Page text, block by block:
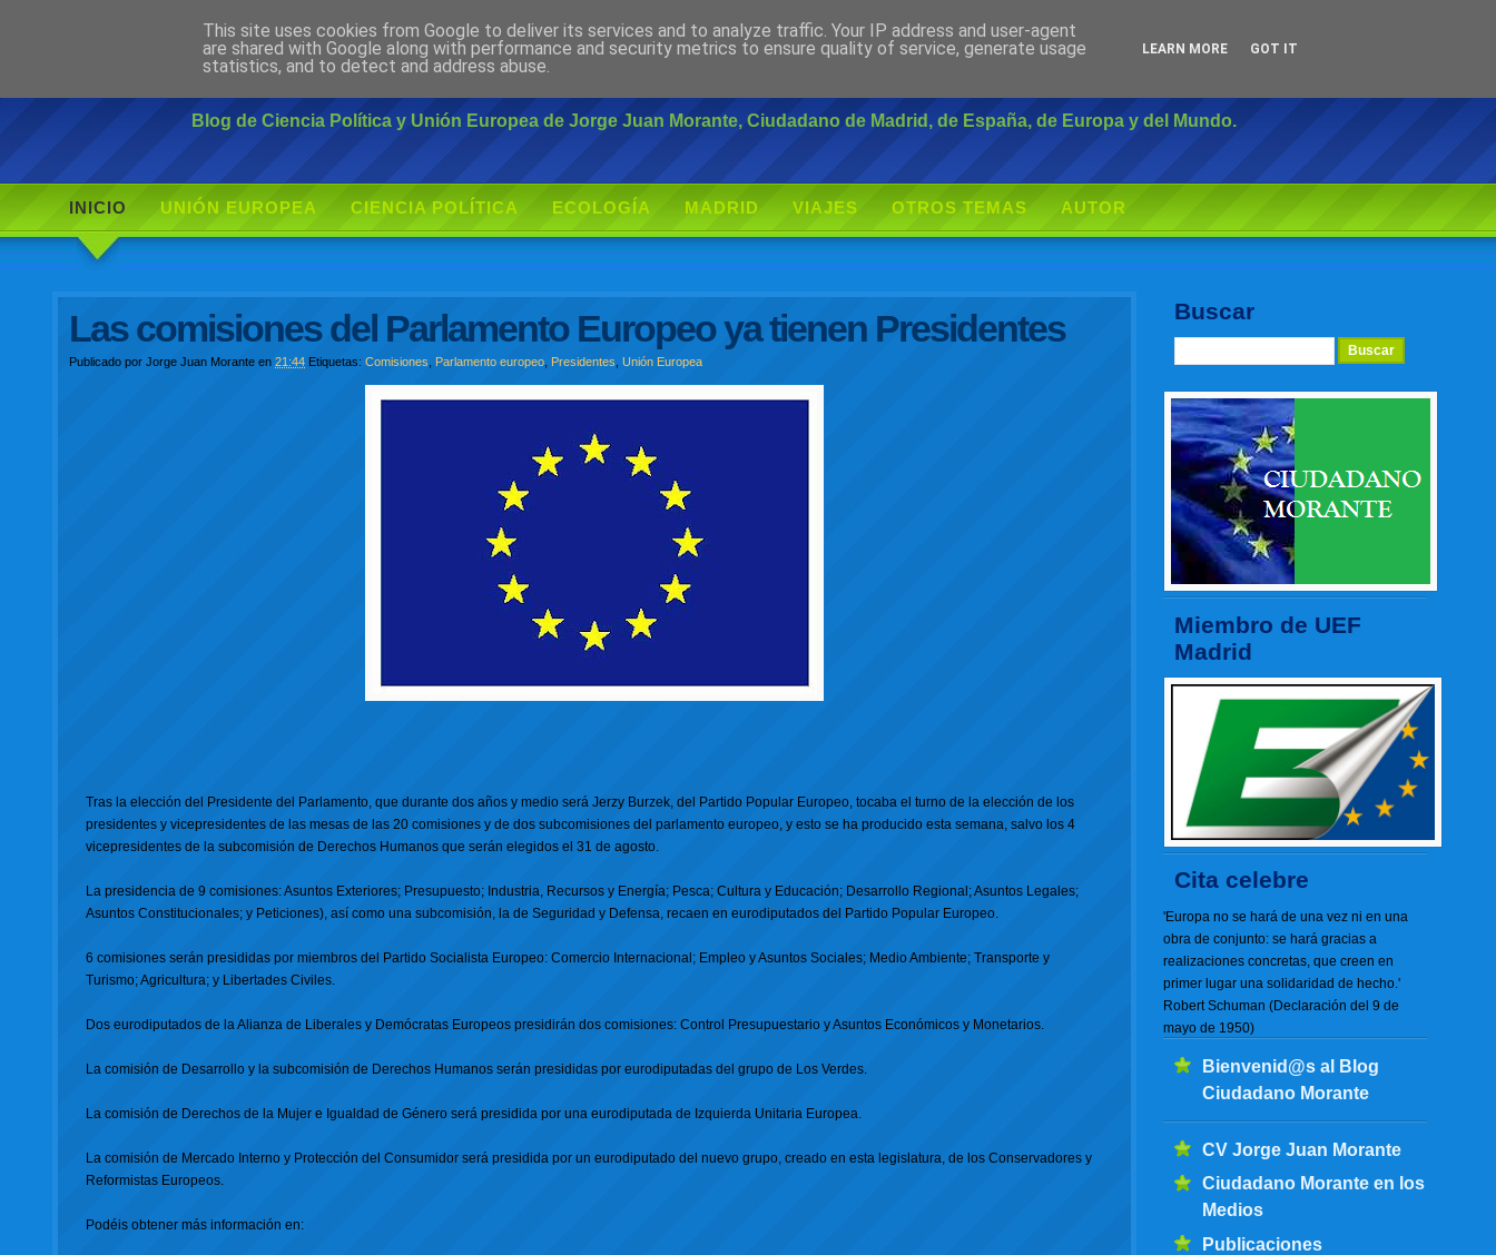
Ciudadano Morante
Blog de Ciencia Política y Unión Europea de Jorge Juan Morante, Ciudadano de Madrid, de España, de Europa y del Mundo.
INICIO UNIÓN EUROPEA CIENCIA POLÍTICA ECOLOGÍA MADRID VIAJES OTROS TEMAS AUTOR
Buscar
Miembro de UEF
Madrid
Cita celebre
'Europa no se hará de una vez ni en una
obra de conjunto: se hará gracias a
realizaciones concretas, que creen en
primer lugar una solidaridad de hecho.'
Robert Schuman (Declaración del 9 de
mayo de 1950)
Bienvenid@s al Blog
Ciudadano Morante
CV Jorge Juan Morante
Ciudadano Morante en los
Medios
Publicaciones
Las comisiones del Parlamento Europeo ya tienen Presidentes
Publicado porJorge Juan Morante en21:44 Etiquetas:Comisiones ,Parlamento europeo Presidentes ,Unión Europea
Tras la elección del Presidente del Parlamento, que durante dos años y medio será Jerzy Burzek, del Partido Popular Europeo, tocaba el turno de la elección de los
presidentes y vicepresidentes de las mesas de las 20 comisiones y de dos subcomisiones del parlamento europeo, y esto se ha producido esta semana, salvo los 4
vicepresidentes de la subcomisión de Derechos Humanos que serán elegidos el 31 de agosto.
La presidencia de 9 comisiones: Asuntos Exteriores; Presupuesto; Industria, Recursos y Energía; Pesca; Cultura y Educación; Desarrollo Regional; Asuntos Legales;
Asuntos Constitucionales; y Peticiones), así como una subcomisión, la de Seguridad y Defensa, recaen en eurodiputados del Partido Popular Europeo.
6 comisiones serán presididas por miembros del Partido Socialista Europeo: Comercio Internacional; Empleo y Asuntos Sociales; Medio Ambiente; Transporte y
Turismo; Agricultura; y Libertades Civiles.
Dos eurodiputados de la Alianza de Liberales y Demócratas Europeos presidirán dos comisiones: Control Presupuestario y Asuntos Económicos y Monetarios.
La comisión de Desarrollo y la subcomisión de Derechos Humanos serán presididas por eurodiputadas del grupo de Los Verdes.
La comisión de Derechos de la Mujer e Igualdad de Género será presidida por una eurodiputada de Izquierda Unitaria Europea.
La comisión de Mercado Interno y Protección del Consumidor será presidida por un eurodiputado del nuevo grupo, creado en esta legislatura, de los Conservadores y
Reformistas Europeos.
Podéis obtener más información en:
This site uses cookies from Google to deliver its services and to analyze traffic. Your IP address and user-agent
are shared with Google along with performance and security metrics to ensure quality of service, generate usage
statistics, and to detect and address abuse.
LEARN MORE GOT IT